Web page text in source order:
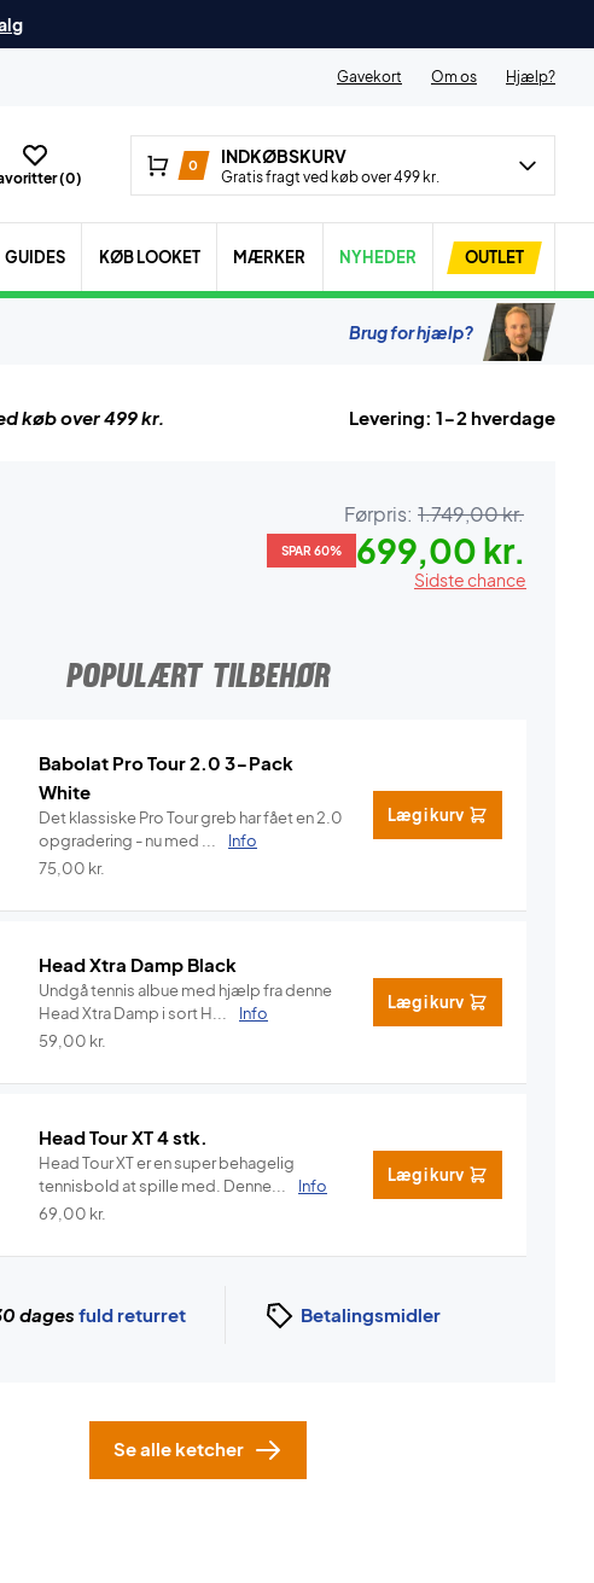
Gavekort Om os Hjælp?
(0)
0 INDKØBSKURV
Gratis fragt ved køb over 499 kr.
GUIDES KØB LOOKET MÆRKER NYHEDER OUTLET
Brug for hjælp?
køb over 499 kr. Levering: 1-2 hverdage
Førpris: 1.749,00 kr.
SPAR 60% 699,00 kr.
Sidste chance
POPULÆRT TILBEHØR
Babolat Pro Tour 2.0 3-Pack
White
Det klassiske Pro Tour greb har fået en 2.0
opgradering - nu med ...
Info
75,00 kr.
Læg i kurv
Head Xtra Damp Black
Undgå tennis albue med hjælp fra denne
Head Xtra Damp i sort H...
Info
59,00 kr.
Læg i kurv
Head Tour XT 4 stk.
Head Tour XT er en super behagelig
tennisbold at spille med. Denne...
Info
69,00 kr.
Læg i kurv
dages fuld returret Betalingsmidler
Se alle ketcher